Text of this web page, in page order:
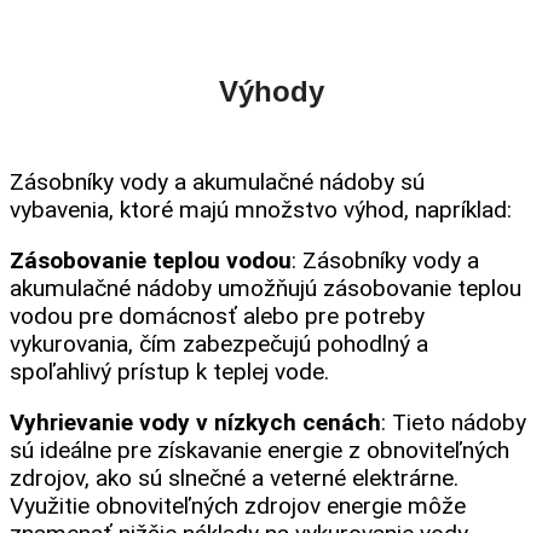
Výhody
Zásobníky vody a akumulačné nádoby sú
vybavenia, ktoré majú množstvo výhod, napríklad:
Zásobovanie teplou vodou: Zásobníky vody a
akumulačné nádoby umožňujú zásobovanie teplou
vodou pre domácnosť alebo pre potreby
vykurovania, čím zabezpečujú pohodlný a
spoľahlivý prístup k teplej vode.
Vyhrievanie vody v nízkych cenách: Tieto nádoby
sú ideálne pre získavanie energie z obnoviteľných
zdrojov, ako sú slnečné a veterné elektrárne.
Využitie obnoviteľných zdrojov energie môže